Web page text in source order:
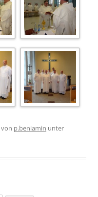
von p.beniamin unter